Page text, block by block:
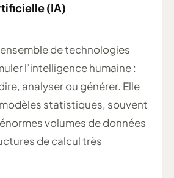
(IA)
ensemble de technologies
l’intelligence humaine :
analyser ou générer. Elle
statistiques, souvent
volumes de données
de calcul très